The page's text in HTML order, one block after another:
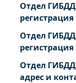
Отдел ГИБДД
Отдел
Отдел ГИБДД
адрес и